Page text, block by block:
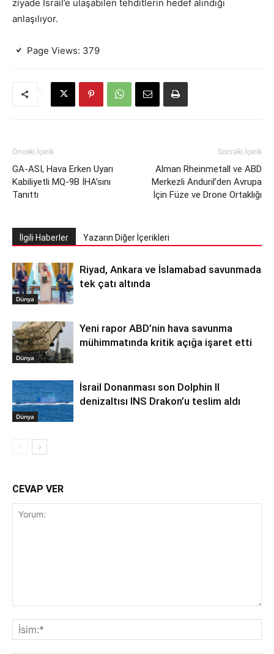
ziyade İsrail’e ulaşabilen tehditlerin hedef alındığı
anlaşılıyor.
Page Views: 379
Önceki İçerik
GA-ASI, Hava Erken Uyarı
Kabiliyetli MQ-9B İHA’sını
Tanıttı
Sonraki İçerik
Alman Rheinmetall ve ABD
Merkezli Anduril’den Avrupa
İçin Füze ve Drone Ortaklığı
İlgili Haberler Yazarın Diğer İçerikleri
Dünya
Riyad, Ankara ve İslamabad savunmada
tek çatı altında
Dünya
Yeni rapor ABD’nin hava savunma
mühimmatında kritik açığa işaret etti
Dünya
İsrail Donanması son Dolphin II
denizaltısı INS Drakon’u teslim aldı
CEVAP VER